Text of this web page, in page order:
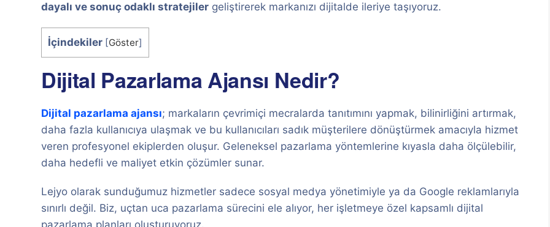
dayalı ve sonuç odaklı stratejiler geliştirerek markanızı dijitalde ileriye taşıyoruz.
İçindekiler [Göster]
Dijital Pazarlama Ajansı Nedir?
Dijital pazarlama ajansı; markaların çevrimiçi mecralarda tanıtımını yapmak, bilinirliğini artırmak,
daha fazla kullanıcıya ulaşmak ve bu kullanıcıları sadık müşterilere dönüştürmek amacıyla hizmet
veren profesyonel ekiplerden oluşur. Geleneksel pazarlama yöntemlerine kıyasla daha ölçülebilir,
daha hedefli ve maliyet etkin çözümler sunar.
Lejyo olarak sunduğumuz hizmetler sadece sosyal medya yönetimiyle ya da Google reklamlarıyla
sınırlı değil. Biz, uçtan uca pazarlama sürecini ele alıyor, her işletmeye özel kapsamlı dijital